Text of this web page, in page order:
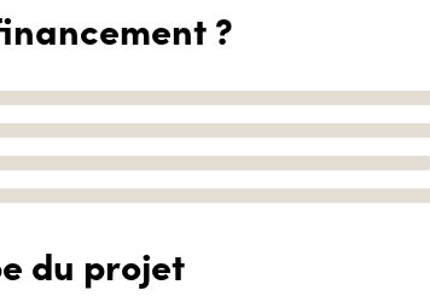
?
du projet